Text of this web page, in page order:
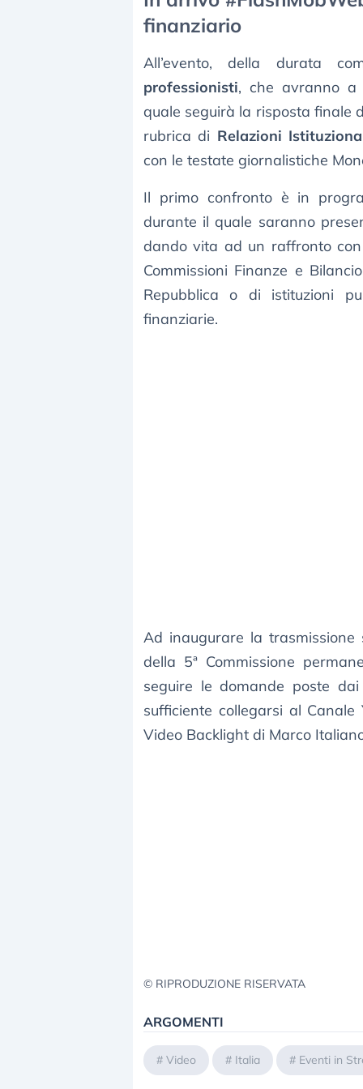
finanziario
All’evento, della durata
professionisti, che avranno a
quale seguirà la risposta finale
rubrica di Relazioni
con le testate giornalistiche
Il primo confronto è in
durante il quale saranno
dando vita ad un raffronto con
Commissioni Finanze e
Repubblica o di istituzioni
finanziarie.
Ad inaugurare la trasmissione
della 5ª Commissione
seguire le domande poste
sufficiente collegarsi al
Video Backlight di Marco
© RIPRODUZIONE RISERVATA
ARGOMENTI
# Video # Italia # Eventi in